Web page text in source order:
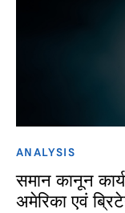
ANALYSIS
समान कानून
अमेरिका एवं